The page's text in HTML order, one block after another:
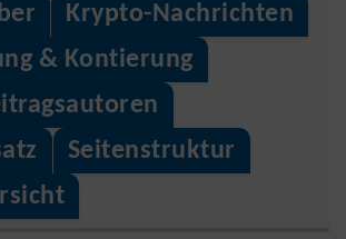
Krypto-Nachrichten
& Kontierung
Seitenstruktur